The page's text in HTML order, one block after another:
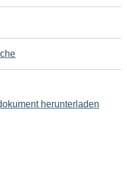
herunterladen